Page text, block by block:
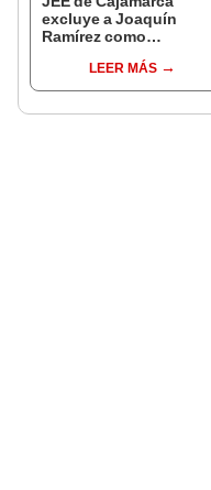
excluye a Joaquín
Ramírez como
regional por ocultar
sentencia
LEER MÁS